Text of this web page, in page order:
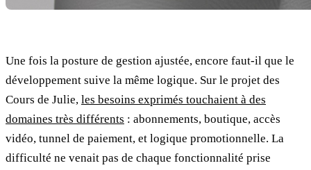
Une fois la posture de gestion ajustée, encore faut-il que le
développement suive la même logique. Sur le projet des
Cours de Julie, les besoins exprimés touchaient à des
domaines très différents : abonnements, boutique, accès
vidéo, tunnel de paiement, et logique promotionnelle. La
difficulté ne venait pas de chaque fonctionnalité prise